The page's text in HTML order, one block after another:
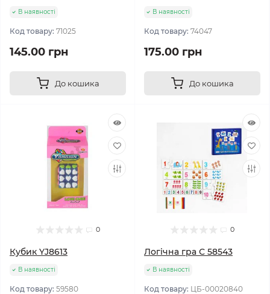
В наявності
Код товару: 71025
145.00 грн
До кошика
В наявності
Код товару: 74047
175.00 грн
До кошика
0
Кубик YJ8613
В наявності
Код товару: 59580
0
Логічна гра С 58543
В наявності
Код товару: ЦБ-00020840